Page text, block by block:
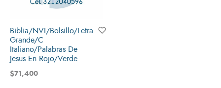
Biblia/NVI/Bolsillo/Letra
Grande/C
Italiano/Palabras De
Jesus En Rojo/Verde
$71,400